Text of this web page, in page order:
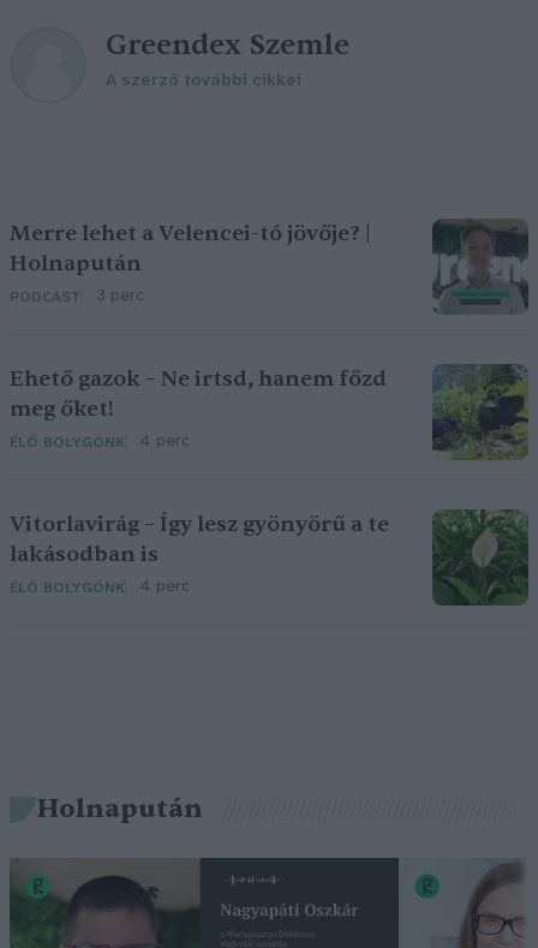
Greendex Szemle
A szerző további cikkei
Merre lehet a Velencei-tó jövője? |
Holnapután
PODCAST 3 perc
Ehető gazok – Ne irtsd, hanem főzd
meg őket!
ÉLŐ BOLYGÓNK 4 perc
Vitorlavirág – Így lesz gyönyörű a te
lakásodban is
ÉLŐ BOLYGÓNK 4 perc
Holnapután